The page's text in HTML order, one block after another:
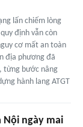
lấn chiếm lòng
định vẫn còn
cơ mất an toàn
địa phương đã
từng bước nâng
hành lang ATGT
Nội ngày mai